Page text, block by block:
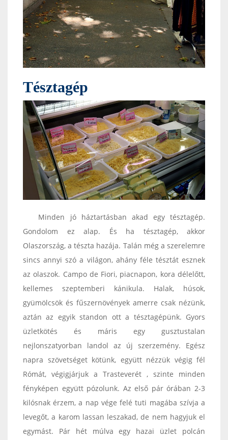
Tésztagép
Minden jó háztartásban akad egy tésztagép.
Gondolom ez alap. És ha tésztagép, akkor
Olaszország, a tészta hazája. Talán még a szerelemre
sincs annyi szó a világon, ahány féle tésztát esznek
az olaszok. Campo de Fiori, piacnapon, kora délelőtt,
kellemes szeptemberi kánikula. Halak, húsok,
gyümölcsök és fűszernövények amerre csak nézünk,
aztán az egyik standon ott a tésztagépünk. Gyors
üzletkötés és máris egy gusztustalan
nejlonszatyorban landol az új szerzemény. Egész
napra szövetséget kötünk, együtt nézzük végig fél
Rómát, végigjárjuk a Trasteverét , szinte minden
fényképen együtt pózolunk. Az első pár órában 2-3
kilósnak érzem, a nap vége felé tuti magába szívja a
levegőt, a karom lassan leszakad, de nem hagyjuk el
egymást. Pár hét múlva egy hazai üzlet polcán